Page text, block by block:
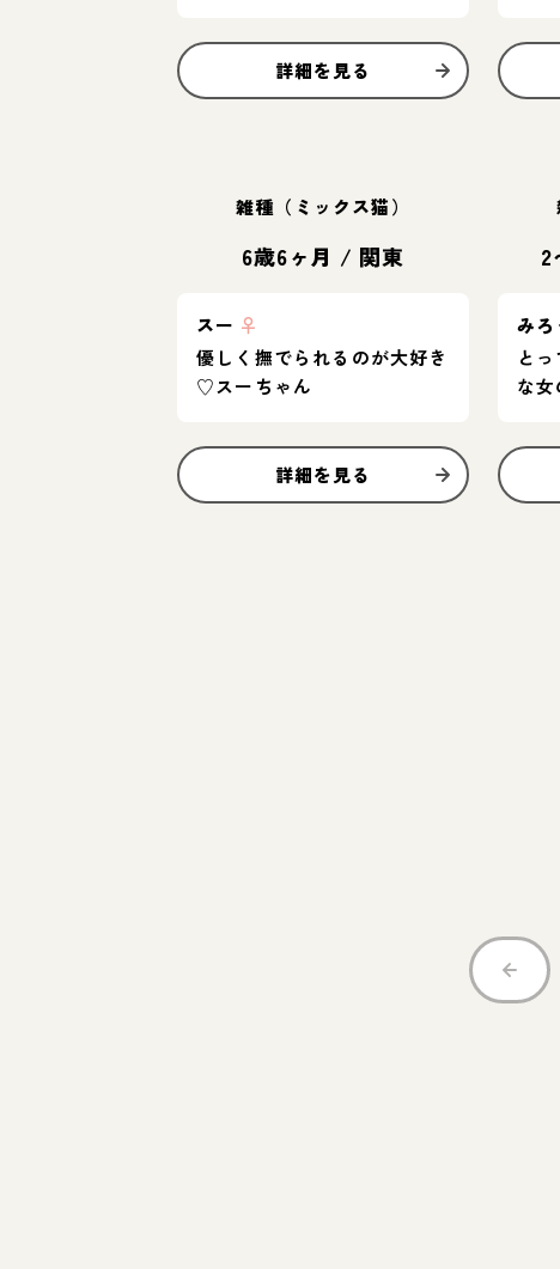
詳細を見る
雑種（ミックス猫）
6歳6ヶ月 / 関東
スー ♀
優しく撫でられるのが大好き
♡スーちゃん
詳細を見る
2
みろ
と
な